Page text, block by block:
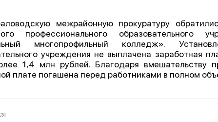
межрайонную прокуратуру
профессионального образовательного
многопрофильный колледж».
учреждения не выплачена заработная
1,4 млн рублей. Благодаря вмешательству
плате погашена перед работниками в полном